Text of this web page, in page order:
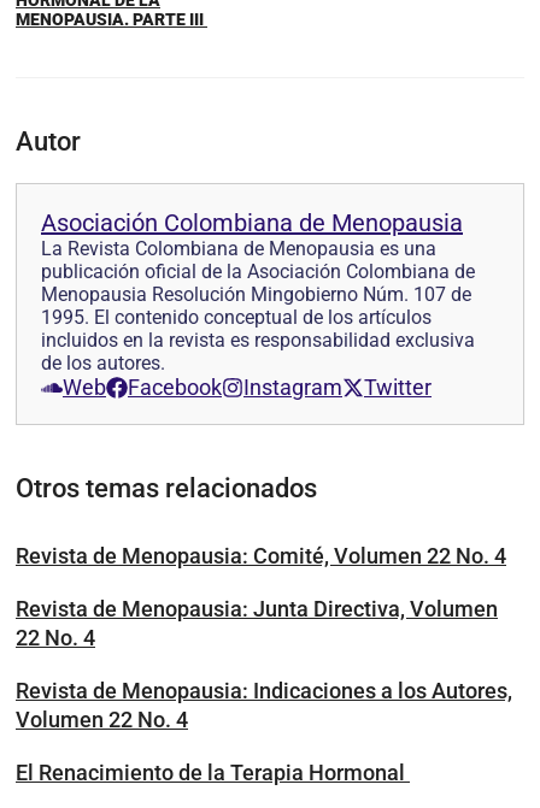
MENOPAUSIA. PARTE III
Autor
Asociación Colombiana de Menopausia
La Revista Colombiana de Menopausia es una
publicación oficial de la Asociación Colombiana de
Menopausia Resolución Mingobierno Núm. 107 de
1995. El contenido conceptual de los artículos
incluidos en la revista es responsabilidad exclusiva
de los autores.
Web Facebook Instagram Twitter
Otros temas relacionados
Revista de Menopausia: Comité, Volumen 22 No. 4
Revista de Menopausia: Junta Directiva, Volumen
22 No. 4
Revista de Menopausia: Indicaciones a los Autores,
Volumen 22 No. 4
El Renacimiento de la Terapia Hormonal